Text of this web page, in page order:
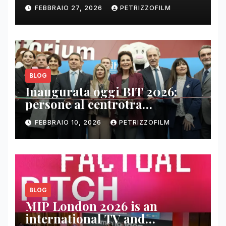
FEBBRAIO 27, 2026 PETRIZZOFILM
BLOG
Inaugurata oggi BIT 2026:
persone al centrotra
contenuti, relazioni e business
FEBBRAIO 10, 2026 PETRIZZOFILM
BLOG
MIP London 2026 is an
international TV and